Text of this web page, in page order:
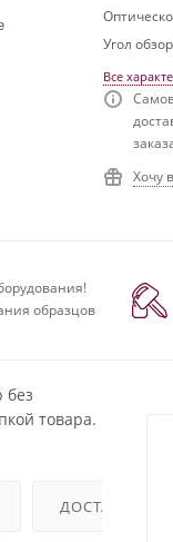
Угол
Все
Хочу
образцов
без
товара.
ДОСТАВКА